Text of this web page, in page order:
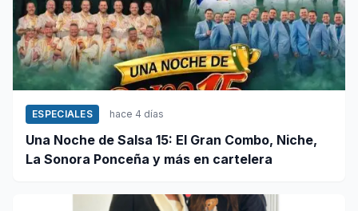
ESPECIALES hace 4 días
Una Noche de Salsa 15: El Gran Combo, Niche,
La Sonora Ponceña y más en cartelera